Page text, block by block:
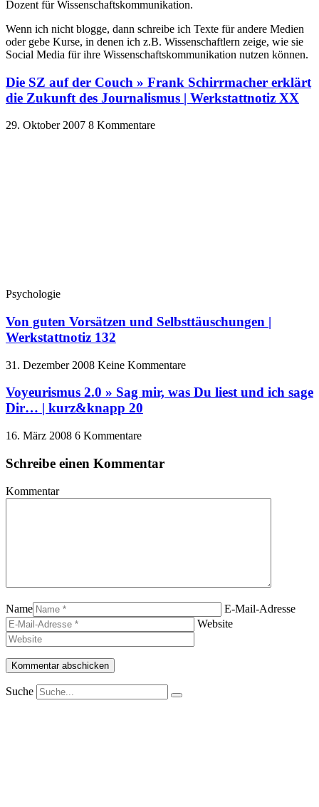
Dozent für Wissenschaftskommunikation.
Wenn ich nicht blogge, dann schreibe ich Texte für andere Medien
oder gebe Kurse, in denen ich z.B. Wissenschaftlern zeige, wie sie
Social Media für ihre Wissenschaftskommunikation nutzen können.
Die SZ auf der Couch » Frank Schirrmacher erklärt
die Zukunft des Journalismus | Werkstattnotiz XX
29. Oktober 2007 8 Kommentare
Psychologie
Von guten Vorsätzen und Selbsttäuschungen |
Werkstattnotiz 132
31. Dezember 2008 Keine Kommentare
Voyeurismus 2.0 » Sag mir, was Du liest und ich sage
Dir… | kurz&knapp 20
16. März 2008 6 Kommentare
Schreibe einen Kommentar
Kommentar
Name
E-Mail-Adresse
Website
Suche